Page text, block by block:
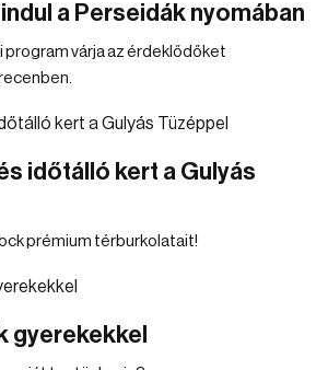
a Perseidák nyomában
program várja az érdeklődőket
időtálló kert a Gulyás
prémium térburkolatait!
gyerekekkel